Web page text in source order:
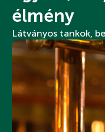
élmény
Látványos tankok,